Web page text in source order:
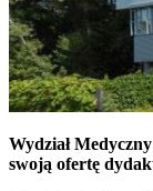
Wydział
swoją ofertę